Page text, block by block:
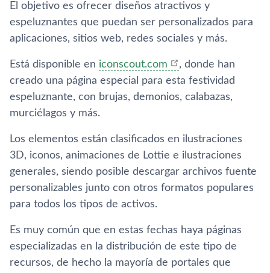
El objetivo es ofrecer diseños atractivos y
espeluznantes que puedan ser personalizados para
aplicaciones, sitios web, redes sociales y más.
Está disponible en iconscout.com
, donde han
creado una página especial para esta festividad
espeluznante, con brujas, demonios, calabazas,
murciélagos y más.
Los elementos están clasificados en ilustraciones
3D, iconos, animaciones de Lottie e ilustraciones
generales, siendo posible descargar archivos fuente
personalizables junto con otros formatos populares
para todos los tipos de activos.
Es muy común que en estas fechas haya páginas
especializadas en la distribución de este tipo de
recursos, de hecho la mayoría de portales que